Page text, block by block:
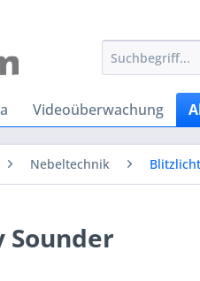
Videoüberwachung
Nebeltechnik
Sounder